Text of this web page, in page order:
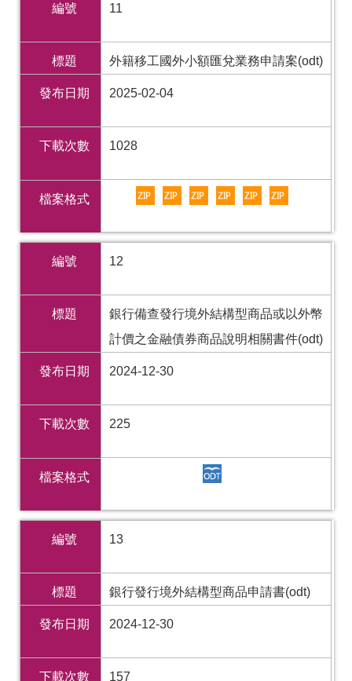
編號 11
標題 外籍移工國外小額匯兌業務申請案(odt)
發布日期 2025-02-04
下載次數 1028
檔案格式
編號 12
標題
銀行備查發行境外結構型商品或以外幣
計價之金融債券商品說明相關書件(odt)
發布日期 2024-12-30
下載次數 225
檔案格式
編號 13
標題 銀行發行境外結構型商品申請書(odt)
發布日期 2024-12-30
下載次數 157